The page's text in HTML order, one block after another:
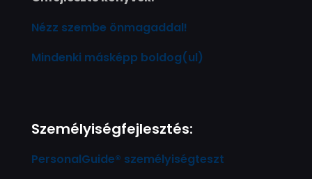
Nézz szembe önmagaddal!
Mindenki másképp boldog(ul)
Személyiségfejlesztés:
PersonalGuide® személyiségteszt